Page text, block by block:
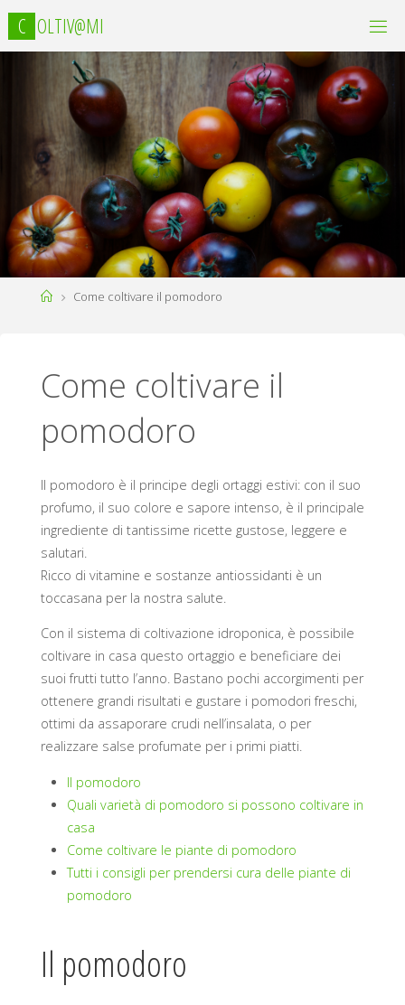
C OL TIV@MI
HomeCome coltivare il pomodoro
Come coltivare il
pomodoro
Il pomodoro è il principe degli ortaggi estivi: con il suo
profumo, il suo colore e sapore intenso, è il principale
ingrediente di tantissime ricette gustose, leggere e
salutari.
Ricco di vitamine e sostanze antiossidanti è un
toccasana per la nostra salute.
Con il sistema di coltivazione idroponica, è possibile
coltivare in casa questo ortaggio e beneficiare dei
suoi frutti tutto l’anno. Bastano pochi accorgimenti per
ottenere grandi risultati e gustare i pomodori freschi,
ottimi da assaporare crudi nell’insalata, o per
realizzare salse profumate per i primi piatti.
Il pomodoro
Quali varietà di pomodoro si possono coltivare in
casa
Come coltivare le piante di pomodoro
Tutti i consigli per prendersi cura delle piante di
pomodoro
Il pomodoro